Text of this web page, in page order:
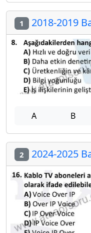
1 2018-2019
A B
2 2024-2025